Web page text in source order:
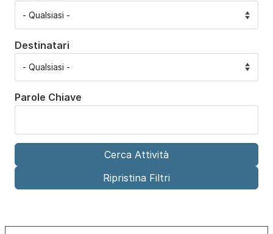
Destinatari
Parole Chiave